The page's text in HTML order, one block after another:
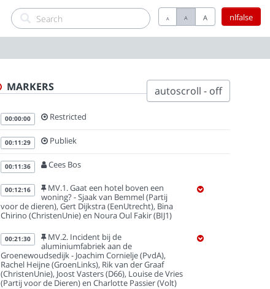
nlfalse
A A A
MARKERS autoscroll - off
00:00:00 Restricted
00:11:29 Publiek
00:11:36 Cees Bos
00:12:16
MV.1. Gaat een hotel boven een
woning? - Sjaak van Bemmel (Partij
voor de dieren), Gert Dijkstra (EenUtrecht), Bina
Chirino (ChristenUnie) en Noura Oul Fakir (BIJ1)
00:21:30
MV.2. Incident bij de
aluminiumfabriek aan de
Groenewoudsedijk - Joachim Cornielje (PvdA),
Rachel Heijne (GroenLinks), Rik van der Graaf
(ChristenUnie), Joost Vasters (D66), Louise de Vries
(Partij voor de Dieren) en Charlotte Passier (Volt)